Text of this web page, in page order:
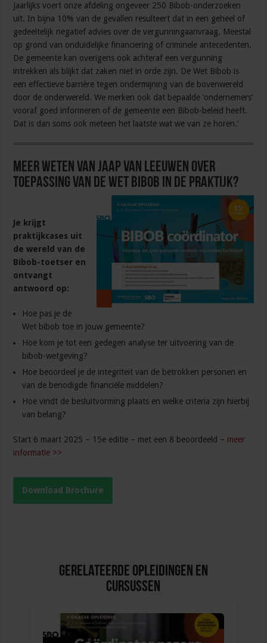
Jaarlijks voert onze afdeling ongeveer 250 Bibob-onder­zoeken
uit. In bijna 10% van de gevallen resulteert dat in een geheel of
gedeeltelijk negatief advies over de vergunningaanvraag. Meestal
op grond van onduidelijke financiering of criminele ante­cedenten.
De gemeente kan overigens ook achteraf een vergun­ning
intrekken als blijkt dat zaken niet in orde zijn. De Wet Bibob is
een effectieve barrière tegen ondermij­ning van de bovenwereld
door de onderwereld. We merken ook dat bepaalde ‘ondernemers’
vooraf goed informeren of de gemeente een Bibob-beleid heeft.
Dat is dan soms ook meteen het laatste wat we van ze horen.’
Meer weten van Jaap van Leeuwen over
toepassing van de wet Bibob in de praktijk?
Je krijgt
praktijkcases uit
de wereld van de
Bibob-toetser en
ontvangt
antwoord op:
Hoe pas je de
Wet bibob toe in jouw gemeente?
Hoe kom je tot een gedegen analyse ter uitvoering van de
bibob-wetgeving?
Hoe beoordeel je de integriteit van de betrokken personen en
van de benodigde financiële middelen?
Hoe vindt de besluitvorming plaats en welke criteria zijn hierbij
van belang?
Start 6 maart 2025 – 15e editie – met een 8 beoordeeld – meer
informatie >>
Download Brochure
Gerelateerde Opleidingen en
Cursussen